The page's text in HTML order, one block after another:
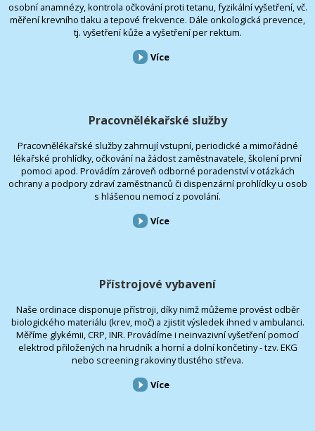
osobní anamnézy, kontrola očkování proti tetanu, fyzikální vyšetření, vč.
měření krevního tlaku a tepové frekvence. Dále onkologická prevence,
tj. vyšetření kůže a vyšetření per rektum.
Více
Pracovnělékařské služby
Pracovnělékařské služby zahrnují vstupní, periodické a mimořádné
lékařské prohlídky, očkování na žádost zaměstnavatele, školení první
pomoci apod. Provádím zároveň odborné poradenství v otázkách
ochrany a podpory zdraví zaměstnanců či dispenzární prohlídky u osob
s hlášenou nemocí z povolání.
Více
Přístrojové vybavení
Naše ordinace disponuje přístroji, díky nimž můžeme provést odběr
biologického materiálu (krev, moč) a zjistit výsledek ihned v ambulanci.
Měříme glykémii, CRP, INR. Provádíme i neinvazivní vyšetření pomocí
elektrod přiložených na hrudník a horní a dolní končetiny - tzv. EKG
nebo screening rakoviny tlustého střeva.
Více